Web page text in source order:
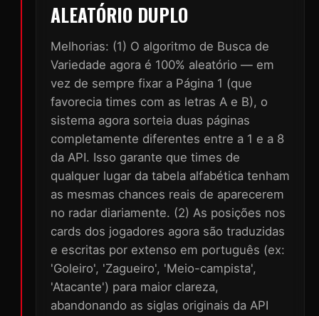
ALEATÓRIO DUPLO
Melhorias: (1) O algoritmo de Busca de
Variedade agora é 100% aleatório — em
vez de sempre fixar a Página 1 (que
favorecia times com as letras A e B), o
sistema agora sorteia duas páginas
completamente diferentes entre a 1 e a 8
da API. Isso garante que times de
qualquer lugar da tabela alfabética tenham
as mesmas chances reais de aparecerem
no radar diariamente. (2) As posições nos
cards dos jogadores agora são traduzidas
e escritas por extenso em português (ex:
'Goleiro', 'Zagueiro', 'Meio-campista',
'Atacante') para maior clareza,
abandonando as siglas originais da API